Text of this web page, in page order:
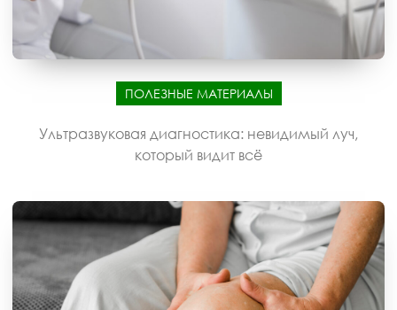
ПОЛЕЗНЫЕ МАТЕРИАЛЫ
Ультразвуковая диагностика: невидимый луч,
который видит всё